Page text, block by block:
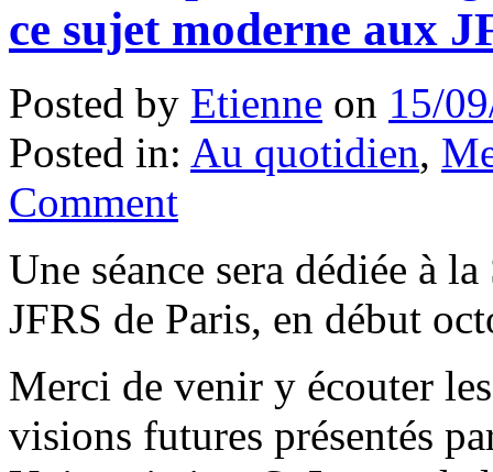
ce sujet moderne aux
Posted by Etienne on 15/
Posted in: Au quotidien,
Comment
Une séance sera dédiée à
JFRS de Paris, en début
Merci de venir y écouter
visions futures présentés